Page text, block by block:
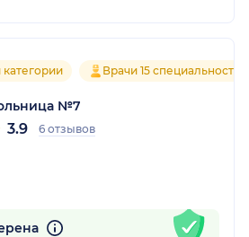
Врачи 15 специальностей
№7
3.9 6 отзывов